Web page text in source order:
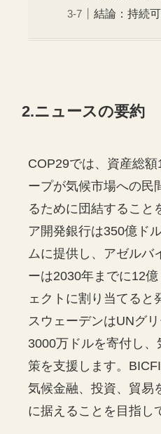
結論：持続
2.ニュースの要約
COP29では、資産総
ープが気候市場への民
るために団結すること
ア開発銀行は350億ド
ムに提供し、アゼルバ
ーは2030年までに12
ェクトに割り当てると
スウェーデンはUNグ
3000万ドルを寄付し
策を支援します。
気候金融、投資、貿易
に据えることを目指し